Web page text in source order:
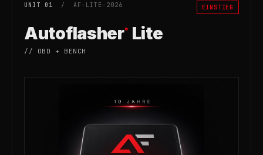
UNIT 01 / AF-LITE-2026 EINSTIEG
Autoflasher® Lite
// OBD + BENCH